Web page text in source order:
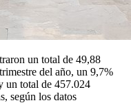
un total de 49,88
del año, un 9,7%
un total de 457.024
según los datos